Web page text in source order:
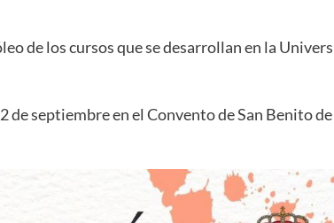
de los cursos que se desarrollan en la
de septiembre en el Convento de San Benito